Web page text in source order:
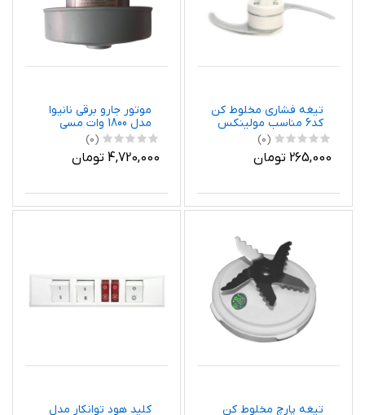
تیغه فشاری مخلوط کن
کد6 مناسب مولینکس
(0)
265,000 تومان
موتور جارو برقی نانیوا
مدل 1800‌ وات مسی
مناسب برای جاروبرقی
سامسونگ
(0)
4,720,000 تومان
تیغه پارچ مخلوط کن کلید هود توانکار مدل